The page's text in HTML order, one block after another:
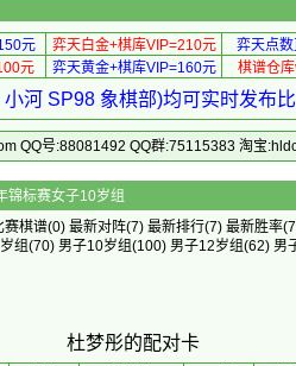
元 弈天白金+棋库VIP=210元 弈天点
元 弈天黄金+棋库VIP=160元 棋谱仓
河 SP98 象棋部)均可实时发布
QQ号:88081492 QQ群:75115383 淘宝
北京市象棋少年锦标赛女
赛棋谱(0) 最新对阵(7) 最新排行(7) 最新胜率
组(70) 男子10岁组(100) 男子12岁组(62) 男
杜梦彤的配对卡